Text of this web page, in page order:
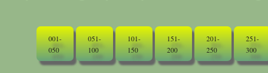
001-
050
051-
100
101-
150
151-
200
201-
250
251-
300